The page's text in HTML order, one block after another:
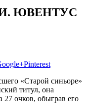
ЮВЕНТУС
Pinterest
«Старой синьоре»
титул, она
27 очков, обыграв его